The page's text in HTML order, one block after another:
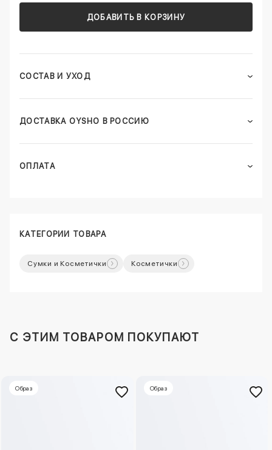
ДОБАВИТЬ В КОРЗИНУ
СОСТАВ И УХОД
ДОСТАВКА OYSHO В РОССИЮ
ОПЛАТА
КАТЕГОРИИ ТОВАРА
Сумки и Косметички Косметички
C ЭТИМ ТОВАРОМ ПОКУПАЮТ
Образ Образ